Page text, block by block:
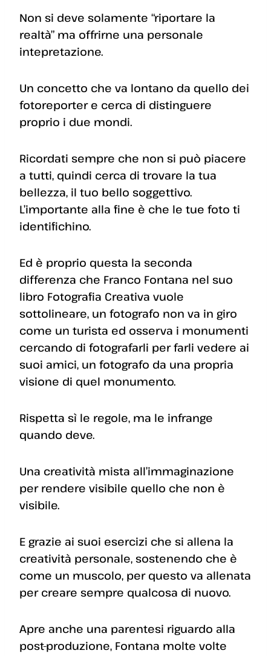
Non si deve solamente “riportare la
realtà” ma offrirne una personale
intepretazione.
Un concetto che va lontano da quello dei
fotoreporter e cerca di distinguere
proprio i due mondi.
Ricordati sempre che non si può piacere
a tutti, quindi cerca di trovare la tua
bellezza, il tuo bello soggettivo.
L’importante alla fine è che le tue foto ti
identifichino.
Ed è proprio questa la seconda
differenza che Franco Fontana nel suo
libro Fotografia Creativa vuole
sottolineare, un fotografo non va in giro
come un turista ed osserva i monumenti
cercando di fotografarli per farli vedere ai
suoi amici, un fotografo da una propria
visione di quel monumento.
Rispetta sì le regole, ma le infrange
quando deve.
Una creatività mista all’immaginazione
per rendere visibile quello che non è
visibile.
E grazie ai suoi esercizi che si allena la
creatività personale, sostenendo che è
come un muscolo, per questo va allenata
per creare sempre qualcosa di nuovo.
Apre anche una parentesi riguardo alla
post-produzione, Fontana molte volte